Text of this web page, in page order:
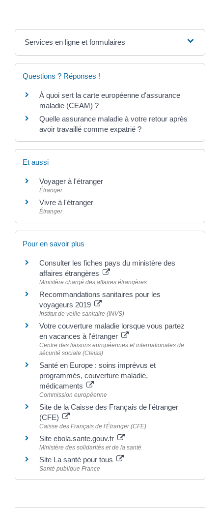
Services en ligne et formulaires
Questions ? Réponses !
À quoi sert la carte européenne d'assurance
maladie (CEAM) ?
Quelle assurance maladie à votre retour après
avoir travaillé comme expatrié ?
Et aussi
Voyager à l'étranger
Étranger
Vivre à l'étranger
Étranger
Pour en savoir plus
Consulter les fiches pays du ministère des
affaires étrangères
Ministère chargé des affaires étrangères
Recommandations sanitaires pour les
voyageurs 2019
Institut de veille sanitaire (INVS)
Votre couverture maladie lorsque vous partez
en vacances à l'étranger
Centre des liaisons européennes et internationales de
sécurité sociale (Cleiss)
Santé en Europe : soins imprévus et
programmés, couverture maladie,
médicaments
Commission européenne
Site de la Caisse des Français de l'étranger
(CFE)
Caisse des Français de l'Étranger (CFE)
Site ebola.sante.gouv.fr
Ministère des solidarités et de la santé
Site La santé pour tous
Santé publique France